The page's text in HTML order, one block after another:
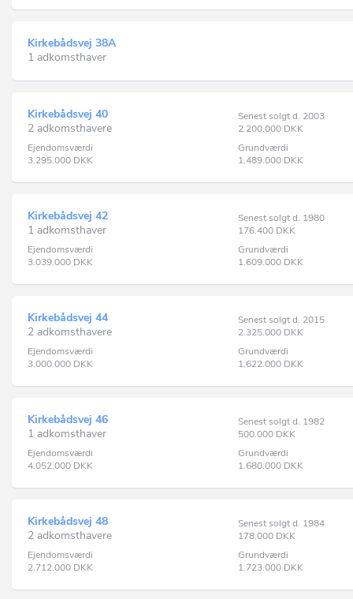
Kirkebådsvej 38A
1 adkomsthaver
Kirkebådsvej 40
2 adkomsthavere
Senest solgt d. 2003
2.200.000 DKK
Ejendomsværdi
3.295.000 DKK
Grundværdi
1.489.000 DKK
Kirkebådsvej 42
1 adkomsthaver
Senest solgt d. 1980
176.400 DKK
Ejendomsværdi
3.039.000 DKK
Grundværdi
1.609.000 DKK
Kirkebådsvej 44
2 adkomsthavere
Senest solgt d. 2015
2.325.000 DKK
Ejendomsværdi
3.000.000 DKK
Grundværdi
1.622.000 DKK
Kirkebådsvej 46
1 adkomsthaver
Senest solgt d. 1982
500.000 DKK
Ejendomsværdi
4.052.000 DKK
Grundværdi
1.680.000 DKK
Kirkebådsvej 48
2 adkomsthavere
Senest solgt d. 1984
178.000 DKK
Ejendomsværdi
2.712.000 DKK
Grundværdi
1.723.000 DKK